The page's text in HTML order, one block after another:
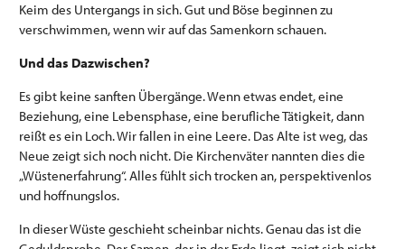
Keim des Untergangs in sich. Gut und Böse beginnen zu
verschwimmen, wenn wir auf das Samenkorn schauen.
Und das Dazwischen?
Es gibt keine sanften Übergänge. Wenn etwas endet, eine
Beziehung, eine Lebensphase, eine berufliche Tätigkeit, dann
reißt es ein Loch. Wir fallen in eine Leere. Das Alte ist weg, das
Neue zeigt sich noch nicht. Die Kirchenväter nannten dies die
„Wüstenerfahrung“. Alles fühlt sich trocken an, perspektivenlos
und hoffnungslos.
In dieser Wüste geschieht scheinbar nichts. Genau das ist die